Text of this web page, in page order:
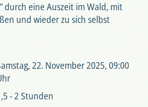
durch eine Auszeit im Wald, mit
und wieder zu sich selbst
22. November 2025, 09:00
- 2 Stunden